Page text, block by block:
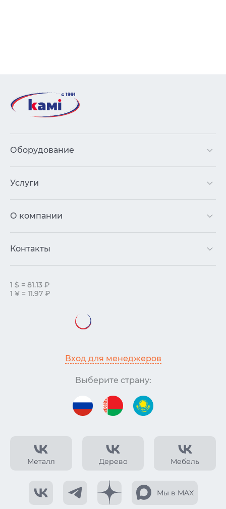
Металл Дерево Мебель
Мы в MAX
Оборудование
Услуги
О компании
Контакты
1 $ = 81.13 ₽
1 ¥ = 11.97 ₽
Вход для менеджеров
Выберите страну: